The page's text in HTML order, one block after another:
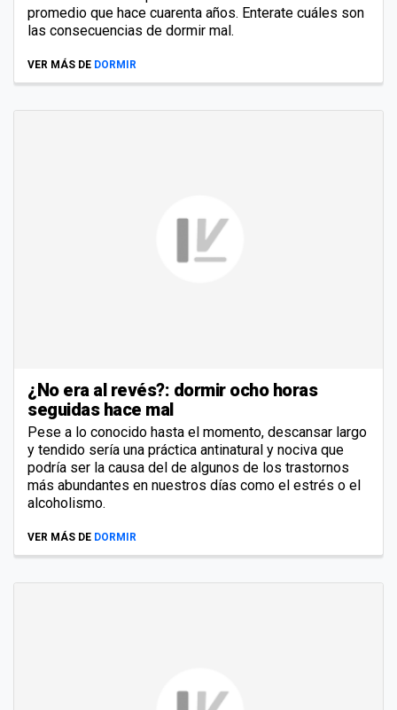
promedio que hace cuarenta años. Enterate cuáles son
las consecuencias de dormir mal.
VER MÁS DE DORMIR
¿No era al revés?: dormir ocho horas
seguidas hace mal
Pese a lo conocido hasta el momento, descansar largo
y tendido sería una práctica antinatural y nociva que
podría ser la causa del de algunos de los trastornos
más abundantes en nuestros días como el estrés o el
alcoholismo.
VER MÁS DE DORMIR